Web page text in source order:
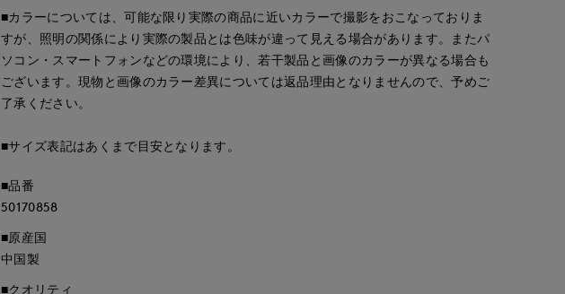
■カラーについては、可能な限り実際の商品に近いカラーで撮影をおこなっておりま
すが、照明の関係により実際の製品とは色味が違って見える場合があります。またパ
ソコン・スマートフォンなどの環境により、若干製品と画像のカラーが異なる場合も
ございます。現物と画像のカラー差異については返品理由となりませんので、予めご
了承ください。
■サイズ表記はあくまで目安となります。
■品番
50170858
■原産国
中国製
■クオリティ